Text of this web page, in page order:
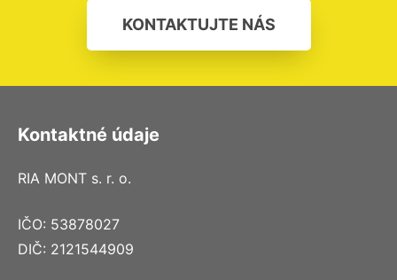
KONTAKTUJTE NÁS
Kontaktné údaje
RIA MONT s. r. o.
IČO: 53878027
DIČ: 2121544909